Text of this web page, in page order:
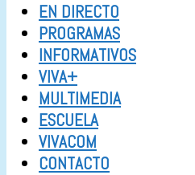
EN DIRECTO
PROGRAMAS
INFORMATIVOS
VIVA+
MULTIMEDIA
ESCUELA
VIVACOM
CONTACTO